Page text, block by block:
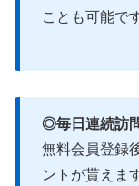
ことも可能で
◎毎日連続訪
無料会員登録
ントが貰えま